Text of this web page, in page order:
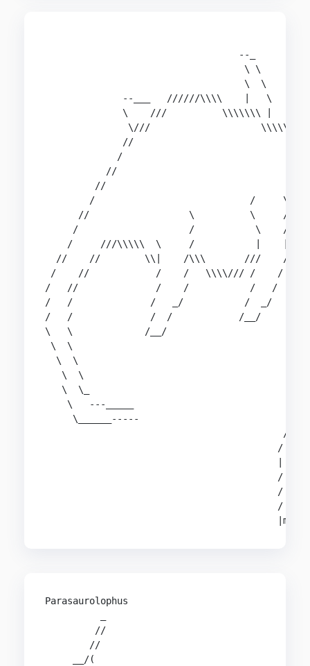
--_
\ \
\  \
--___   //////\\\\    |   \
\    ///          \\\\\\\ |
\///
//
/
//
//
/                            /     \
//                  \          \     /
/                    /           \    /
/     ///\\\\\  \     /           |
//    //        \\|    /\\\       ///    /
/    //            /    /   \\\\/// /    /
/   //              /    /           /   /
/   /              /   _/           /  _/
/   /              /  /            /__/
\   \             /__/
\  \
\  \
\  \
\  \_
\   ---_____
\______-----
Parasaurolophus
         //
        //
     __/(